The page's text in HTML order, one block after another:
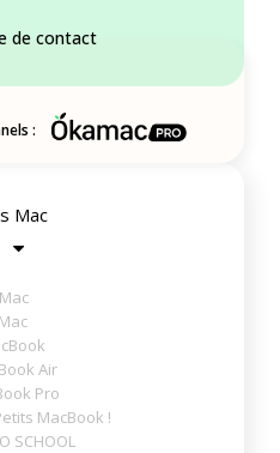
de contact
:
Mac
Mac
Air
Pro
MacBook !
SCHOOL